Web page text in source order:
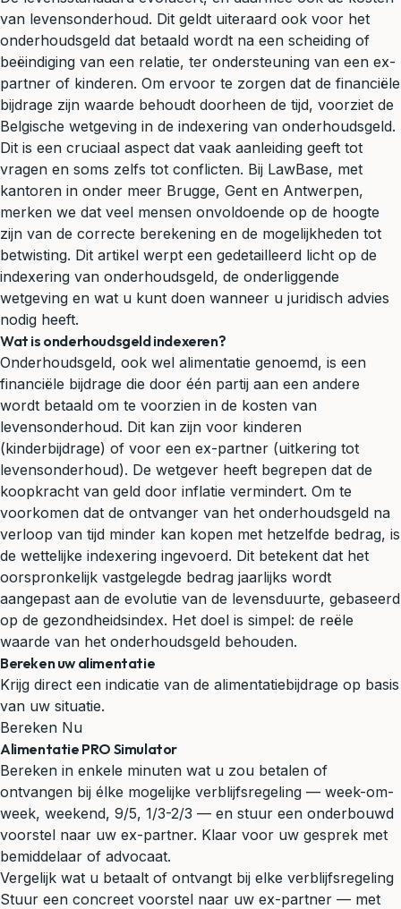
van levensonderhoud. Dit geldt uiteraard ook voor het
onderhoudsgeld dat betaald wordt na een scheiding of
beëindiging van een relatie, ter ondersteuning van een ex-
partner of kinderen. Om ervoor te zorgen dat de financiële
bijdrage zijn waarde behoudt doorheen de tijd, voorziet de
Belgische wetgeving in de indexering van onderhoudsgeld.
Dit is een cruciaal aspect dat vaak aanleiding geeft tot
vragen en soms zelfs tot conflicten. Bij LawBase, met
kantoren in onder meer Brugge, Gent en Antwerpen,
merken we dat veel mensen onvoldoende op de hoogte
zijn van de correcte berekening en de mogelijkheden tot
betwisting. Dit artikel werpt een gedetailleerd licht op de
indexering van onderhoudsgeld, de onderliggende
wetgeving en wat u kunt doen wanneer u juridisch advies
nodig heeft.
Wat is onderhoudsgeld indexeren?
Onderhoudsgeld, ook wel alimentatie genoemd, is een
financiële bijdrage die door één partij aan een andere
wordt betaald om te voorzien in de kosten van
levensonderhoud. Dit kan zijn voor kinderen
(kinderbijdrage) of voor een ex-partner (uitkering tot
levensonderhoud). De wetgever heeft begrepen dat de
koopkracht van geld door inflatie vermindert. Om te
voorkomen dat de ontvanger van het onderhoudsgeld na
verloop van tijd minder kan kopen met hetzelfde bedrag, is
de wettelijke indexering ingevoerd. Dit betekent dat het
oorspronkelijk vastgelegde bedrag jaarlijks wordt
aangepast aan de evolutie van de levensduurte, gebaseerd
op de gezondheidsindex. Het doel is simpel: de reële
waarde van het onderhoudsgeld behouden.
Bereken uw alimentatie
Krijg direct een indicatie van de alimentatiebijdrage op basis
van uw situatie.
Bereken Nu
Alimentatie PRO Simulator
Bereken in enkele minuten wat u zou betalen of
ontvangen bij élke mogelijke verblijfsregeling — week-om-
week, weekend, 9/5, 1/3-2/3 — en stuur een onderbouwd
voorstel naar uw ex-partner. Klaar voor uw gesprek met
bemiddelaar of advocaat.
Vergelijk wat u betaalt of ontvangt bij elke verblijfsregeling
Stuur een concreet voorstel naar uw ex-partner — met